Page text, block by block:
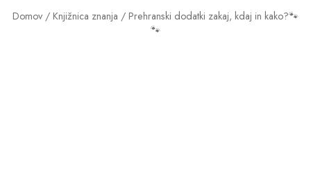
Domov / Knjižnica znanja / Prehranski dodatki zakaj, kdaj in kako?🐾
🐾